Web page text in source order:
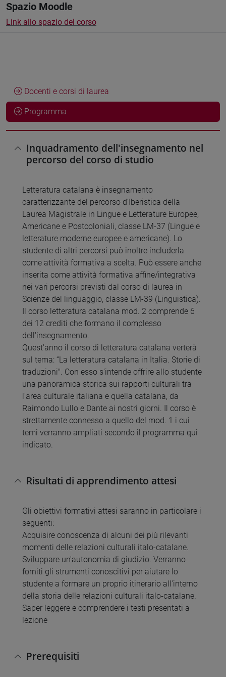
Spazio Moodle
Link allo spazio del corso
Docenti e corsi di laurea
Programma
Inquadramento dell'insegnamento nel
percorso del corso di studio
Letteratura catalana è insegnamento
caratterizzante del percorso d’Iberistica della
Laurea Magistrale in Lingue e Letterature Europee,
Americane e Postcoloniali, classe LM-37 (Lingue e
letterature moderne europee e americane). Lo
studente di altri percorsi può inoltre includerla
come attività formativa a scelta. Può essere anche
inserita come attività formativa affine/integrativa
nei vari percorsi previsti dal corso di laurea in
Scienze del linguaggio, classe LM-39 (Linguistica).
Il corso letteratura catalana mod. 2 comprende 6
dei 12 crediti che formano il complesso
dell'insegnamento.
Quest'anno il corso di letteratura catalana verterà
sul tema: “La letteratura catalana in Italia. Storie di
traduzioni". Con esso s'intende offrire allo studente
una panoramica storica sui rapporti culturali tra
l'area culturale italiana e quella catalana, da
Raimondo Lullo e Dante ai nostri giorni. Il corso è
strettamente connesso a quello del mod. 1 i cui
temi verranno ampliati secondo il programma qui
indicato.
Risultati di apprendimento attesi
Gli obiettivi formativi attesi saranno in particolare i
seguenti:
Acquisire conoscenza di alcuni dei più rilevanti
momenti delle relazioni culturali italo-catalane.
Sviluppare un'autonomia di giudizio. Verranno
forniti gli strumenti conoscitivi per aiutare lo
studente a formare un proprio itinerario all'interno
della storia delle relazioni culturali italo-catalane.
Saper leggere e comprendere i testi presentati a
lezione
Prerequisiti